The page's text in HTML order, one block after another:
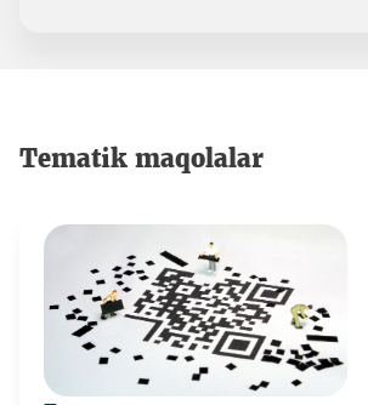
Tematik maqolalar